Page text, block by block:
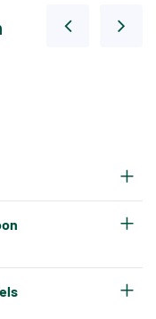
tegels
er altijd